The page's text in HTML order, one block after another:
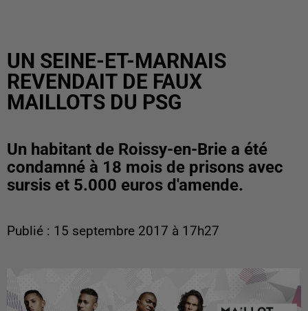
UN SEINE-ET-MARNAIS
REVENDAIT DE FAUX
MAILLOTS DU PSG
Un habitant de Roissy-en-Brie a été
condamné à 18 mois de prisons avec
sursis et 5.000 euros d'amende.
Publié : 15 septembre 2017 à 17h27